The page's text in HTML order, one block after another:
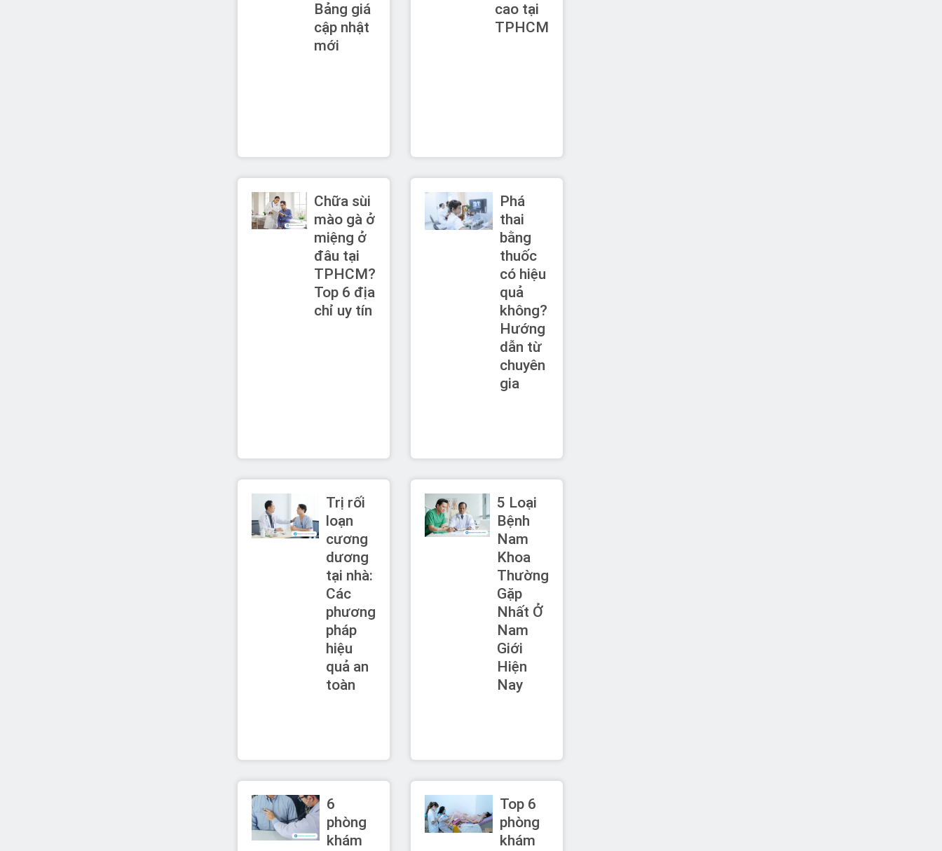
Bảng giá
cập nhật
mới
cao tại
TPHCM
Chữa sùi
mào gà ở
miệng ở
đâu tại
TPHCM?
Top 6 địa
chỉ uy tín
Phá
thai
bằng
thuốc
có hiệu
quả
không?
Hướng
dẫn từ
chuyên
gia
Trị rối
loạn
cương
dương
tại nhà:
Các
phương
pháp
hiệu
quả an
toàn
5 Loại
Bệnh
Nam
Khoa
Thường
Gặp
Nhất Ở
Nam
Giới
Hiện
Nay
6
phòng
khám
Top 6
phòng
khám